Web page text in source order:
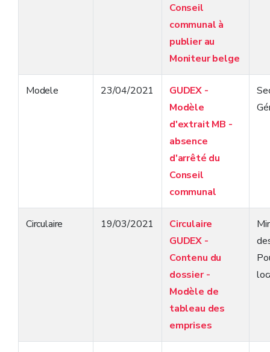
Conseil
communal à
publier au
Moniteur belge
Modele 23/04/2021
GUDEX -
Modèle
d'extrait MB -
absence
d'arrêté du
Conseil
communal
Circulaire 19/03/2021
Circulaire
GUDEX -
Contenu du
dossier -
Modèle de
tableau des
emprises